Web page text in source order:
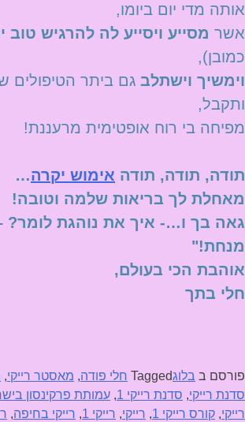
אותה מדי יום ביומו,
אשר מסייע ויסייע לה להרגיש טוב
כמובן),
וימשיך וישתלב גם ביתר הטיפולים
ותקבל,
מפיחה בי רוח אופטימית מרעננת!
תודה, תודה, תודה אימוש יקרה…
מאחלת לך בריאות שלמה וטובה!
גאה בך ו…- איך את נוהגת לומר?
מנחת!"
אוהבת הכי בעולם,
חלי בתך
פורסם ב בלוגTagged חלי פודה, מאסטר רייקי,
סדנת רייקי, סדנת רייקי 1 , עמותת פרקינסון
רייקי, קורס רייקי 1 , רייקי, רייקי 1 , רייקי בחיפה,